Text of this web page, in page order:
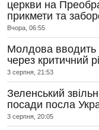
церкви на
прикмети та
Вчора, 06:55
Молдова вводить
через критичний
3 серпня, 21:53
Зеленський
посади посла
3 серпня, 20:05